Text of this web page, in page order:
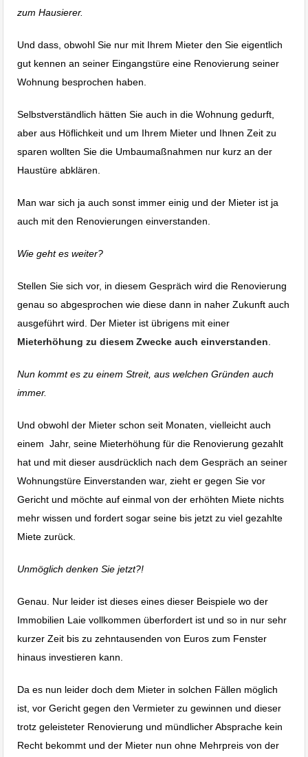
zum Hausierer.
Und dass, obwohl Sie nur mit Ihrem Mieter den Sie eigentlich
gut kennen an seiner Eingangstüre eine Renovierung seiner
Wohnung besprochen haben.
Selbstverständlich hätten Sie auch in die Wohnung gedurft,
aber aus Höflichkeit und um Ihrem Mieter und Ihnen Zeit zu
sparen wollten Sie die Umbaumaßnahmen nur kurz an der
Haustüre abklären.
Man war sich ja auch sonst immer einig und der Mieter ist ja
auch mit den Renovierungen einverstanden.
Wie geht es weiter?
Stellen Sie sich vor, in diesem Gespräch wird die Renovierung
genau so abgesprochen wie diese dann in naher Zukunft auch
ausgeführt wird. Der Mieter ist übrigens mit einer
Mieterhöhung zu diesem Zwecke auch einverstanden
Nun kommt es zu einem Streit, aus welchen Gründen auch
immer.
Und obwohl der Mieter schon seit Monaten, vielleicht auch
einem Jahr, seine Mieterhöhung für die Renovierung gezahlt
hat und mit dieser ausdrücklich nach dem Gespräch an seiner
Wohnungstüre Einverstanden war, zieht er gegen Sie vor
Gericht und möchte auf einmal von der erhöhten Miete nichts
mehr wissen und fordert sogar seine bis jetzt zu viel gezahlte
Miete zurück.
Unmöglich denken Sie jetzt?!
Genau. Nur leider ist dieses eines dieser Beispiele wo der
Immobilien Laie vollkommen überfordert ist und so in nur sehr
kurzer Zeit bis zu zehntausenden von Euros zum Fenster
hinaus investieren kann.
Da es nun leider doch dem Mieter in solchen Fällen möglich
ist, vor Gericht gegen den Vermieter zu gewinnen und dieser
trotz geleisteter Renovierung und mündlicher Absprache kein
Recht bekommt und der Mieter nun ohne Mehrpreis von der